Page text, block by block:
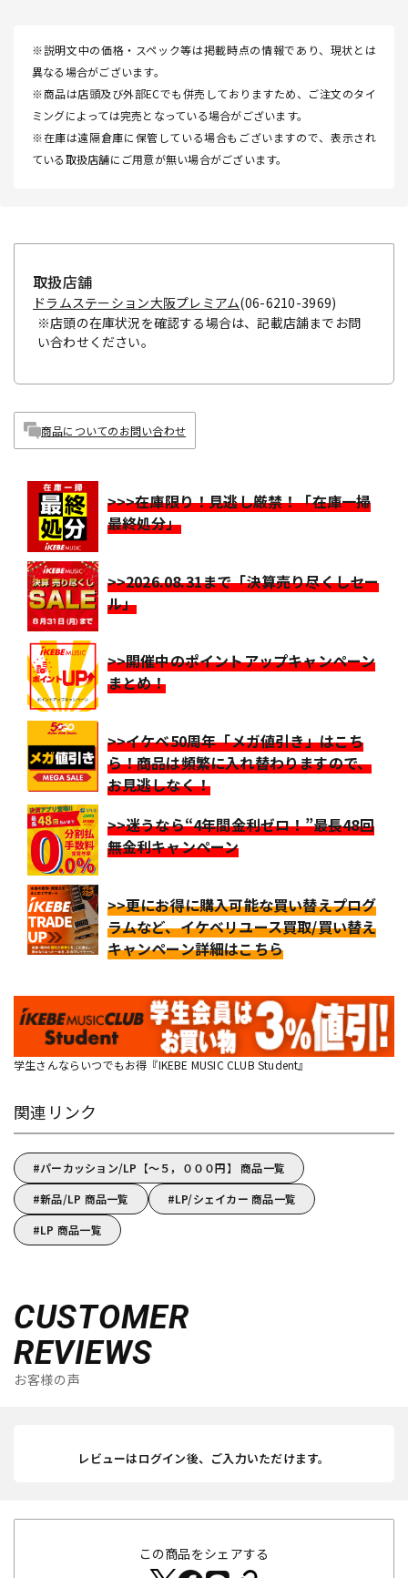
※説明文中の価格・スペック等は掲載時点の情報であり、現状とは
異なる場合がございます。
※商品は店頭及び外部ECでも併売しておりますため、ご注文のタイ
ミングによっては完売となっている場合がございます。
※在庫は遠隔倉庫に保管している場合もございますので、表示され
ている取扱店舗にご用意が無い場合がございます。
取扱店舗
ドラムステーション大阪プレミアム(06-6210-3969)
※店頭の在庫状況を確認する場合は、記載店舗までお問
い合わせください。
商品についてのお問い合わせ
>>>在庫限り！見逃し厳禁！「在庫一掃
最終処分」
>>2026.08.31まで「決算売り尽くしセー
ル」
>>開催中のポイントアップキャンペーン
まとめ！
>>イケベ50周年「メガ値引き」はこち
ら！商品は頻繁に入れ替わりますので、
お見逃しなく！
>>迷うなら“4年間金利ゼロ！”最長48回
無金利キャンペーン
>>更にお得に購入可能な買い替えプログ
ラムなど、イケベリユース買取/買い替え
キャンペーン詳細はこちら
学生さんならいつでもお得『IKEBE MUSIC CLUB Student』
関連リンク
パーカッション/LP【～５，０００円】 商品一覧
新品/LP 商品一覧
LP/シェイカー 商品一覧
LP 商品一覧
CUSTOMER
REVIEWS
お客様の声
レビューはログイン後、ご入力いただけます。
この商品をシェアする